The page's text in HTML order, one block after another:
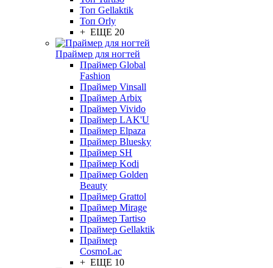
Топ Gellaktik
Топ Orly
+ ЕЩЕ 20
Праймер для ногтей
Праймер Global
Fashion
Праймер Vinsall
Праймер Arbix
Праймер Vivido
Праймер LAK'U
Праймер Elpaza
Праймер Bluesky
Праймер SH
Праймер Kodi
Праймер Golden
Beauty
Праймер Grattol
Праймер Mirage
Праймер Tartiso
Праймер Gellaktik
Праймер
CosmoLac
+ ЕЩЕ 10